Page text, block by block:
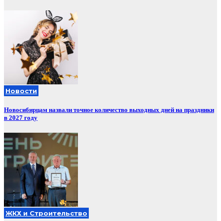
Новости
Новосибирцам назвали точное количество выходных дней на праздники
в 2027 году
ЖКХ и Строительство